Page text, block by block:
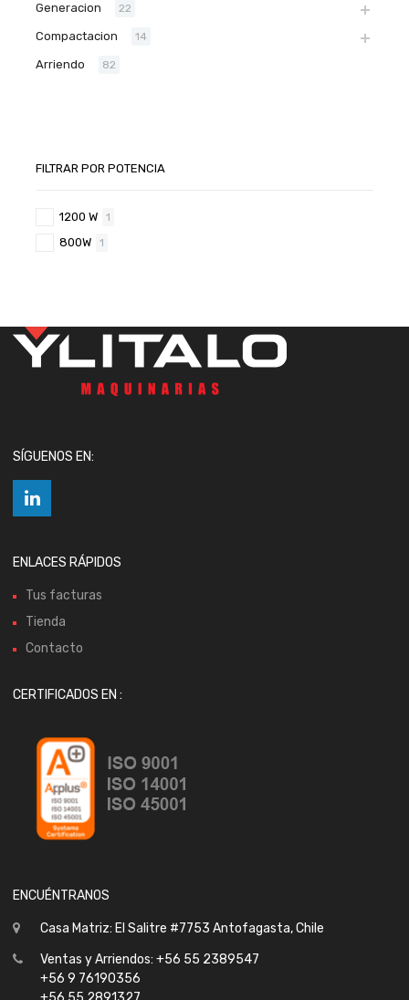
Generacion 22
Compactacion 14
Arriendo 82
FILTRAR POR POTENCIA
1200 W 1
800W 1
SÍGUENOS EN:
ENLACES RÁPIDOS
Tus facturas
Tienda
Contacto
CERTIFICADOS EN :
ENCUÉNTRANOS
Casa Matriz: El Salitre #7753 Antofagasta, Chile
Ventas y Arriendos: +56 55 2389547
+56 9 76190356